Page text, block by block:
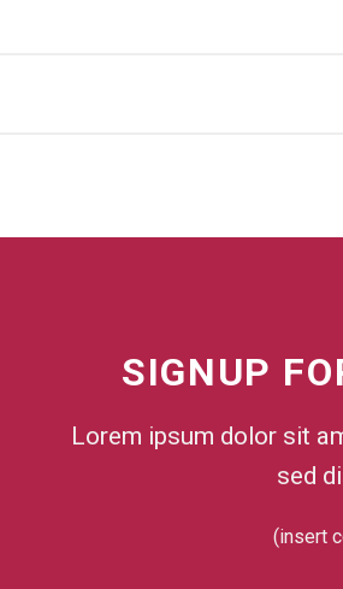
SIGNUP
Lorem ipsum dolor sit
sed
(insert